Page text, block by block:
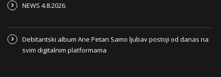
NEWS 4.8.2026.
Debitantski album Ane Petan Samo ljubav postoji od danas na
svim digitalnim platformama